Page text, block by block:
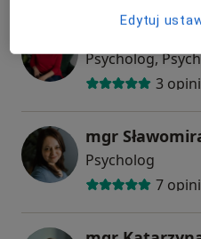
mgr Dorota
Psycholog,
3
mgr
Psycholog
7
Edytuj